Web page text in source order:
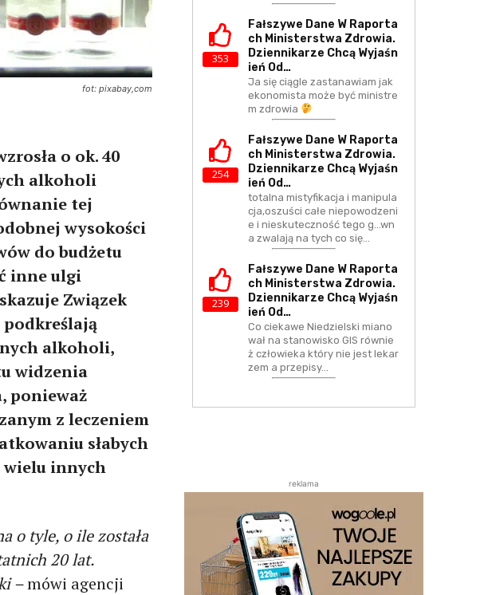
fot: pixabay,com
o ok. 40
alkoholi
tej
wysokości
do budżetu
inne ulgi
Związek
podkreślają
alkoholi,
widzenia
ponieważ
z leczeniem
słabych
innych
o tyle, o ile została
20 lat.
–mówi agencji
353
Fałszywe Dane W Raporta
Ch Ministerstwa Zdrowia.
Dziennikarze Chcą Wyjaśn
Ień Od…
Ja się ciągle zastanawiam jak
ekonomista może być ministre
m zdrowia
254
Fałszywe Dane W Raporta
Ch Ministerstwa Zdrowia.
Dziennikarze Chcą Wyjaśn
Ień Od…
totalna mistyfikacja i manipula
cja,oszuści całe niepowodzeni
e i nieskuteczność tego g...wn
a zwalają na tych co się…
239
Fałszywe Dane W Raporta
Ch Ministerstwa Zdrowia.
Dziennikarze Chcą Wyjaśn
Ień Od…
Co ciekawe Niedzielski miano
wał na stanowisko GIS równie
ż człowieka który nie jest lekar
zem a przepisy…
reklama